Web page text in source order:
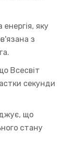
яку
з
Всесвіт
секунди
що
стану